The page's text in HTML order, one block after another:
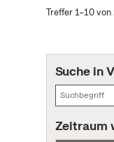
Treffer 1–10 von
Suche in
Zeitraum